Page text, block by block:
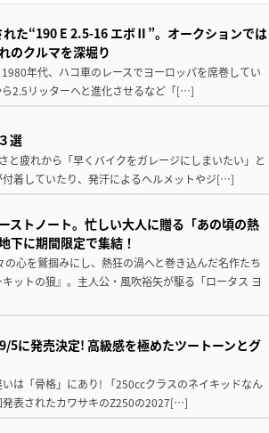
た“190 E 2.5-16 エボⅡ”。オークションでは
のクルマを深堀り
年代、ハコ車のレースでヨーロッパを席巻してい
2.5リッターへと進化させるなど「[…]
選
疲れから「早くバイクをガレージにしまいたい」と
着していたり、発汗によるヘルメットやジ[…]
ストノート。忙しい大人に贈る「あの頃の熱
下に期間限定で集結！
心を鷲掴みにし、熱狂の渦へと巻き込んだ名作たち
ットの狼』。主人公・風吹裕矢が駆る「ロータス ヨ
5に発売決定! 高級感を極めたツートーンとグ
は「骨格」にあり! 「250ccクラスのネイキッドなん
発表されたカワサキのZ250の2027[…]